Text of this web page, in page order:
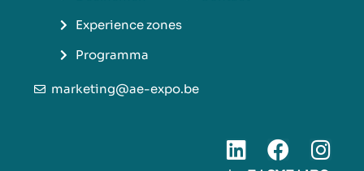
Experience zones
Programma
marketing@ae-expo.be